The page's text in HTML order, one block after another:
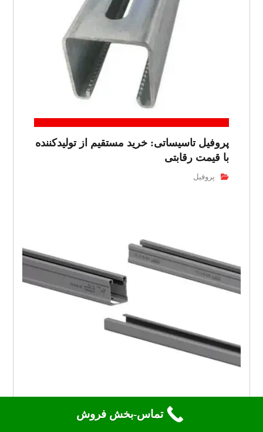
پروفیل تاسیساتی: خرید مستقیم از تولیدکننده
با قیمت رقابتی
پروفیل
پروفیل تاسیساتی: بهترین گزینه برای
تماس-بخش فروش